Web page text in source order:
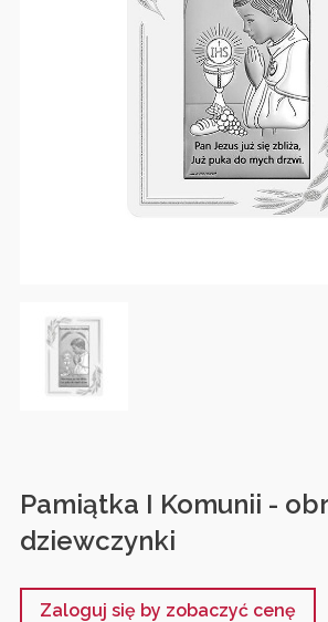
Pamiątka I Komunii -
dziewczynki
Zaloguj się by zobaczyć cenę